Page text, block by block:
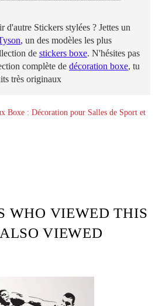
d'autre Stickers stylées ? Jettes un
, un des modèles les plus
de stickers boxe. N'hésites pas
complète de décoration boxe, tu
très originaux
Boxe : Décoration pour Salles de Sport et
WHO VIEWED THIS
VIEWED